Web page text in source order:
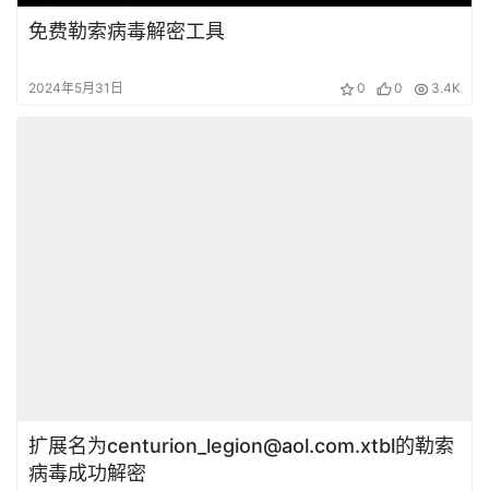
免费勒索病毒解密工具
2024年5月31日 0 0 3.4K
扩展名为centurion_legion@aol.com.xtbl的勒索
病毒成功解密